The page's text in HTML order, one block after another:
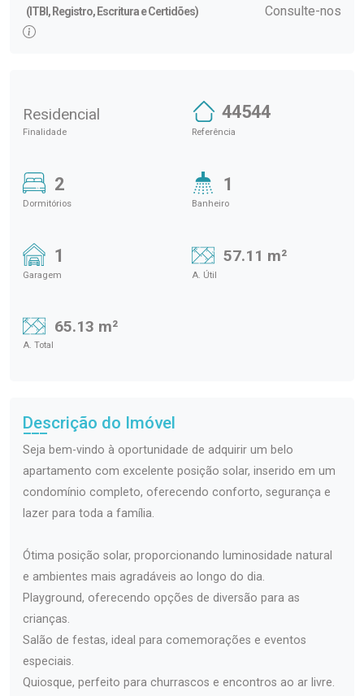
(ITBI, Registro, Escritura e Certidões) Consulte-nos
Residencial
Finalidade
44544
Referência
2
Dormitórios
1
Banheiro
1
Garagem
57.11 m²
A. Útil
65.13 m²
A. Total
Descrição do Imóvel
Seja bem-vindo à oportunidade de adquirir um belo
apartamento com excelente posição solar, inserido em um
condomínio completo, oferecendo conforto, segurança e
lazer para toda a família.
Ótima posição solar, proporcionando luminosidade natural
e ambientes mais agradáveis ao longo do dia.
Playground, oferecendo opções de diversão para as
crianças.
Salão de festas, ideal para comemorações e eventos
especiais.
Quiosque, perfeito para churrascos e encontros ao ar livre.